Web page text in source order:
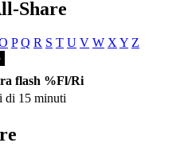
Share
P Q R S T U V W X Y Z
flash %Fl/Ri
di 15 minuti